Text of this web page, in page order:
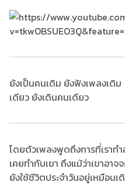
ยังเป็นคนเดิม ยังฟังเพลงเดิ
เดียว ยังเดินคนเดียว
โดยตัวเพลงพูดถึงการที่เราทำ
เคยทำกับเขา ถึงแม้ว่าเขาอาจ
ยังใช้ชีวิตประจำวันอยู่เหมือนเ